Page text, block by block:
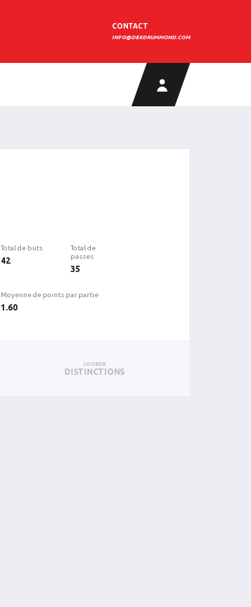
CONTACT
INFO@DEKDRUMMOND.COM
Total de buts
42
Total de
passes
35
Moyenne de points par partie
1.60
JOUEUR
DISTINCTIONS